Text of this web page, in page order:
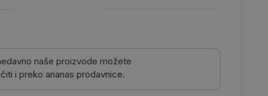
naše proizvode možete
i preko ananas prodavnice.